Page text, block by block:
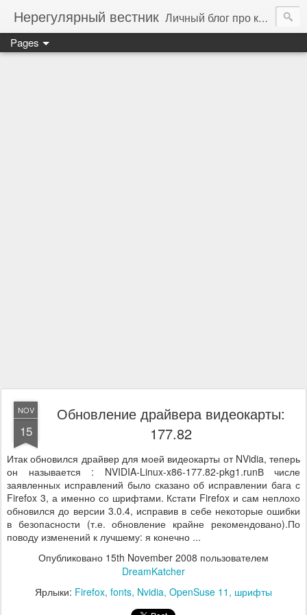
Нерегулярный вестник Личный блог про компьютеры, технологии и программирование
Pages
NOV
15
Обновление драйвера видеокарты:
177.82
Итак обновился драйвер для моей видеокарты от NVidia, теперь
он называется : NVIDIA-Linux-x86-177.82-pkg1.runВ числе
заявленных исправлений было сказано об исправлении бага с
Firefox 3, а именно со шрифтами. Кстати Firefox и сам неплохо
обновился до версии 3.0.4, исправив в себе некоторые ошибки
в безопасности (т.е. обновление крайне рекомендовано).По
поводу изменений к лучшему: я конечно ...
Опубликовано 15th November 2008 пользователем
DreamKatcher
Ярлыки: Firefox fonts Nvidia OpenSuse 11 шрифты